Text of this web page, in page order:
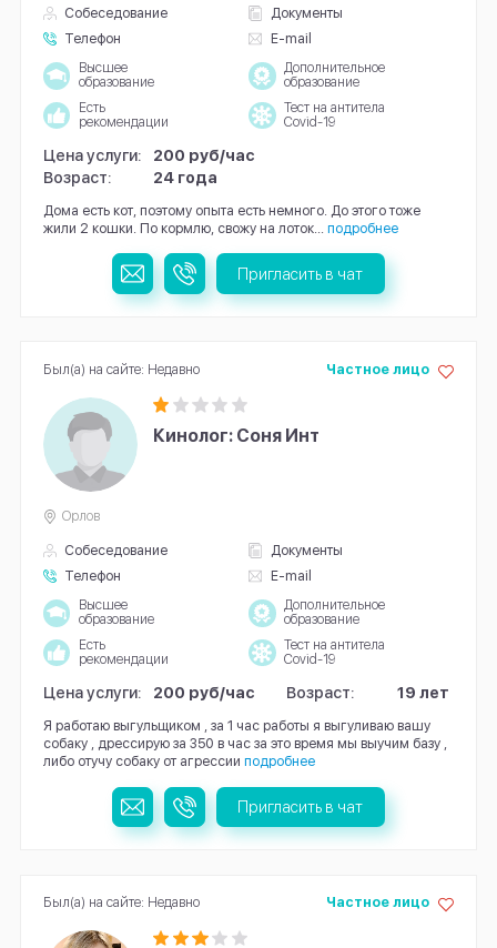
Собеседование
Документы
Телефон
E-mail
Высшее
образование
Дополнительное
образование
Есть
рекомендации
Тест на антитела
Covid-19
Цена услуги:
200 руб/час
Возраст:
24 года
Дома есть кот, поэтому опыта есть немного. До этого тоже
жили 2 кошки. По кормлю, свожу на лоток... подробнее
Пригласить в чат
Кинолог: Соня Инт
Собеседование
Документы
Телефон
E-mail
Частное лицо
Орлов
Высшее
образование
Дополнительное
образование
Есть
рекомендации
Тест на антитела
Covid-19
Цена услуги: 200 руб/час Возраст: 19 лет
Я работаю выгульщиком , за 1 час работы я выгуливаю вашу
собаку , дрессирую за 350 в час за это время мы выучим базу ,
либо отучу собаку от агрессии подробнее
Был(а) на сайте: Недавно
Пригласить в чат
Частное лицо
Был(а) на сайте: Недавно